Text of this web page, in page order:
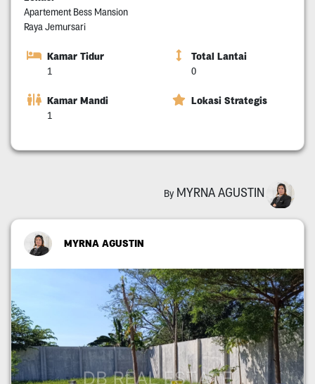
Apartement Bess Mansion
Raya Jemursari
Kamar Tidur
1
Total Lantai
0
Kamar Mandi
1
Lokasi Strategis
By MYRNA AGUSTIN
MYRNA AGUSTIN